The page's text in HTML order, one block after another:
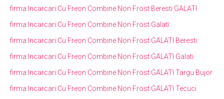
firma Incarcari Cu Freon Combine Non Frost Beresti GALATI
firma Incarcari Cu Freon Combine Non Frost Galati
firma Incarcari Cu Freon Combine Non Frost GALATI Beresti
firma Incarcari Cu Freon Combine Non Frost GALATI Galati
firma Incarcari Cu Freon Combine Non Frost GALATI Targu Bujor
firma Incarcari Cu Freon Combine Non Frost GALATI Tecuci